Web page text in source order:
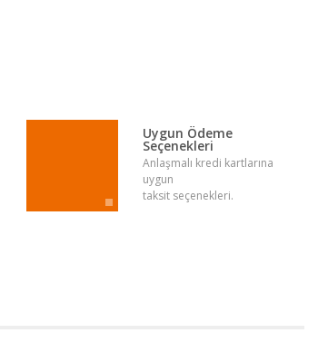
Uygun Ödeme
Seçenekleri
Anlaşmalı kredi kartlarına
uygun
taksit seçenekleri.